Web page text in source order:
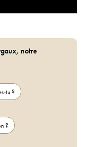
notre
tu ?
?